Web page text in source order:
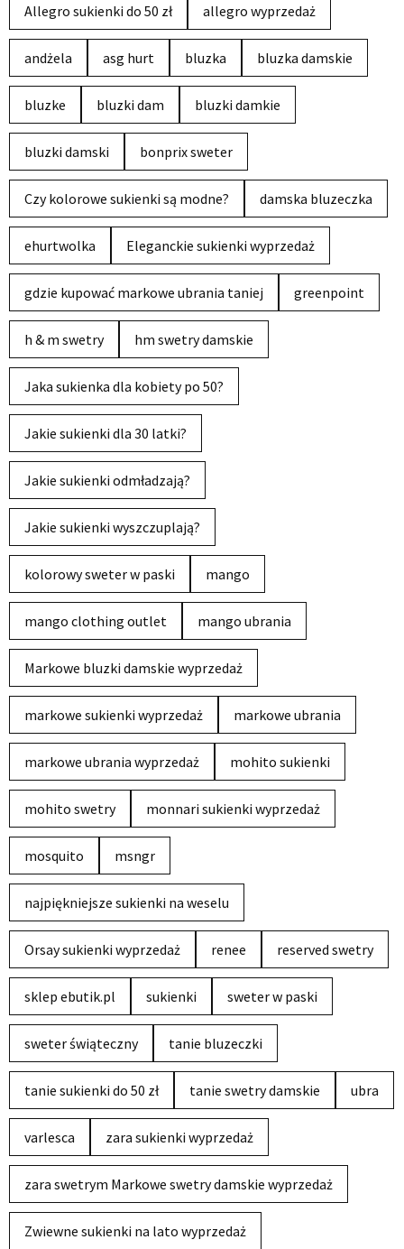
Allegro sukienki do 50 zł allegro wyprzedaż
andżela asg hurt bluzka bluzka damskie
bluzke bluzki dam bluzki damkie
bluzki damski bonprix sweter
Czy kolorowe sukienki są modne? damska bluzeczka
ehurtwolka Eleganckie sukienki wyprzedaż
gdzie kupować markowe ubrania taniej greenpoint
h & m swetry hm swetry damskie
Jaka sukienka dla kobiety po 50?
Jakie sukienki dla 30 latki?
Jakie sukienki odmładzają?
Jakie sukienki wyszczuplają?
kolorowy sweter w paski mango
mango clothing outlet mango ubrania
Markowe bluzki damskie wyprzedaż
markowe sukienki wyprzedaż markowe ubrania
markowe ubrania wyprzedaż mohito sukienki
mohito swetry monnari sukienki wyprzedaż
mosquito msngr
najpiękniejsze sukienki na weselu
Orsay sukienki wyprzedaż renee reserved swetry
sklep ebutik.pl sukienki sweter w paski
sweter świąteczny tanie bluzeczki
tanie sukienki do 50 zł tanie swetry damskie ubra
varlesca zara sukienki wyprzedaż
zara swetrym Markowe swetry damskie wyprzedaż
Zwiewne sukienki na lato wyprzedaż